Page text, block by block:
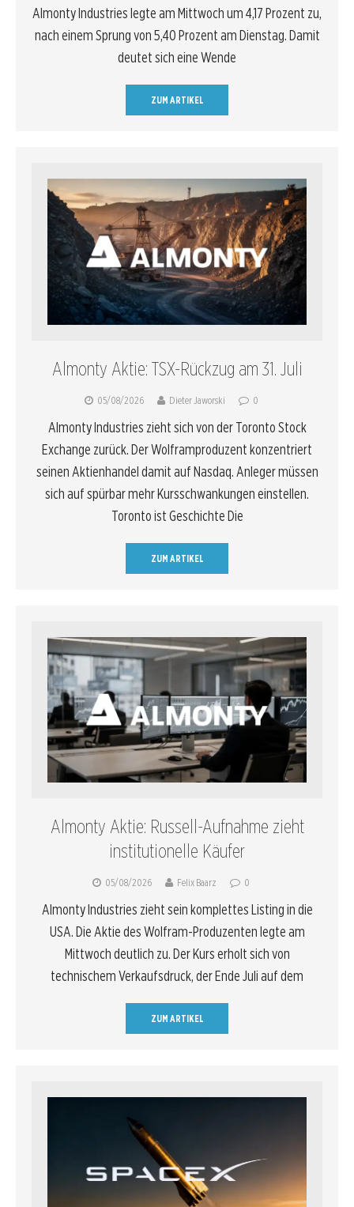
Almonty Industries legte am Mittwoch um 4,17 Prozent zu,
nach einem Sprung von 5,40 Prozent am Dienstag. Damit
deutet sich eine Wende
ZUM ARTIKEL
Almonty Aktie: TSX-Rückzug am 31. Juli
05/08/2026 Dieter Jaworski 0
Almonty Industries zieht sich von der Toronto Stock
Exchange zurück. Der Wolframproduzent konzentriert
seinen Aktienhandel damit auf Nasdaq. Anleger müssen
sich auf spürbar mehr Kursschwankungen einstellen.
Toronto ist Geschichte Die
ZUM ARTIKEL
Almonty Aktie: Russell-Aufnahme zieht
institutionelle Käufer
05/08/2026 Felix Baarz 0
Almonty Industries zieht sein komplettes Listing in die
USA. Die Aktie des Wolfram-Produzenten legte am
Mittwoch deutlich zu. Der Kurs erholt sich von
technischem Verkaufsdruck, der Ende Juli auf dem
ZUM ARTIKEL